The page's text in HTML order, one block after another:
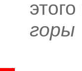
горы